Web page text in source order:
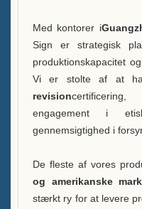
Med kontorer i
Sign er strategisk
produktionskapacitet
Vi er stolte af at
revision
engagement i
gennemsigtighed i
De fleste af vores
og amerikanske
stærkt ry for at levere